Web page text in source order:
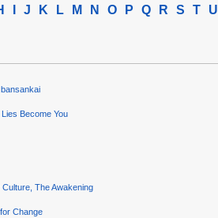
J K L M N O P Q R S T U
Become You
The Awakening
Change